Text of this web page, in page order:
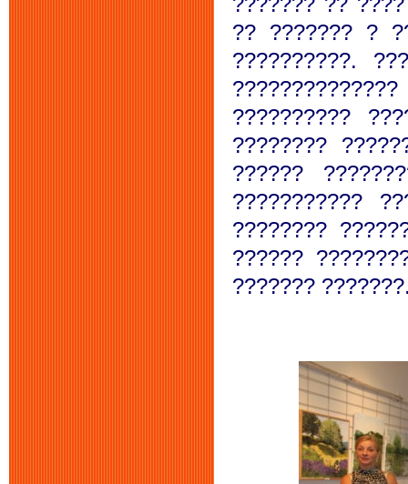
?? ??????? ?
??????????.
??????????
????????
??????
???????????
????????
??????
???????